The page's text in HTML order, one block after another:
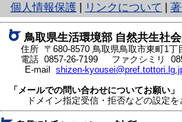
個人情報保護
と
り
ネ
ッ
ト
へ
の
リンクについて
鳥取県生活環境部 自然共生社
住所 〒680-8570 鳥取県鳥取市東町1丁
電話 0857-26-7199
ファクシミリ
E-mail shizen-
「メールでの問い合わせについてお願い」
ドメイン指定受信・拒否などの設定をさ